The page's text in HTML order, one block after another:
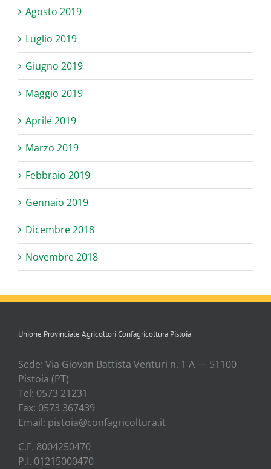
Agosto 2019
Luglio 2019
Giugno 2019
Maggio 2019
Aprile 2019
Marzo 2019
Febbraio 2019
Gennaio 2019
Dicembre 2018
Novembre 2018
Unione Provinciale Agricoltori Confagricoltura Pistoia
Sede: Via Gio­van Bat­ti­sta Ven­tu­ri n. 1 A — 51100
Pisto­ia (PT)
Tel: 0573 21231
Fax: 0573 367439
Email: pistoia@confagricoltura.it
C.F. 8004250470
P.I. 01215000470